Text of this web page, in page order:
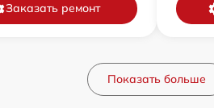
Заказать ремонт
Показать больше